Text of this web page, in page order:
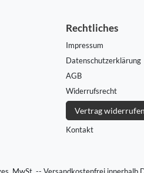
Rechtliches
Impressum
Daten­schutz­erklärung
AGB
Widerrufs­recht
Vertrag widerrufen
Kontakt